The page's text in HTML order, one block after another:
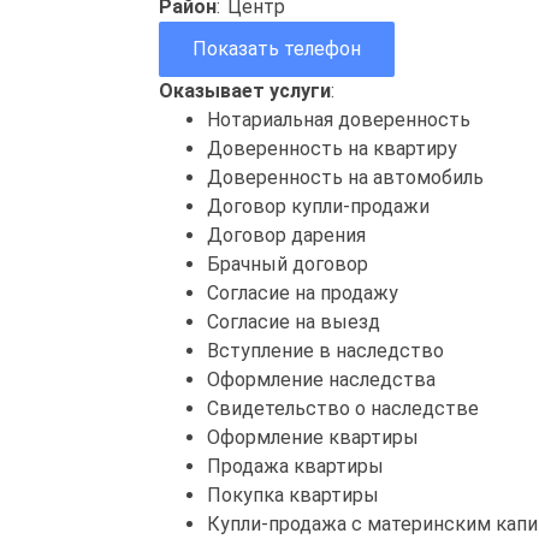
Район: Центр
Показать телефон
Оказывает услуги:
Нотариальная доверенность
Доверенность на квартиру
Доверенность на автомобиль
Договор купли-продажи
Договор дарения
Брачный договор
Согласие на продажу
Согласие на выезд
Вступление в наследство
Оформление наследства
Свидетельство о наследстве
Оформление квартиры
Продажа квартиры
Покупка квартиры
Купли-продажа с материнским